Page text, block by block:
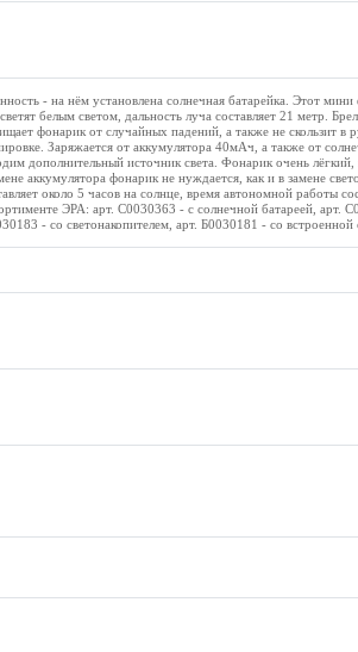
- на нём установлена солнечная батарейка. Этот
белым светом, дальность луча составляет 21 метр.
фонарик от случайных падений, а также не скользит
Заряжается от аккумулятора 40мАч, а также от
дополнительный источник света. Фонарик очень
аккумулятора фонарик не нуждается, как и в замене
около 5 часов на солнце, время автономной работы
ЭРА: арт. C0030363 - с солнечной батареей, арт.
- со светонакопителем, арт. Б0030181 - со